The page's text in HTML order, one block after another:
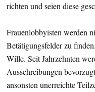
richten und seien diese
Frauenlobbyisten werden
Betätigungsfelder zu
Wille. Seit Jahrzehnten
Ausschreibungen
ansonsten unerreichte